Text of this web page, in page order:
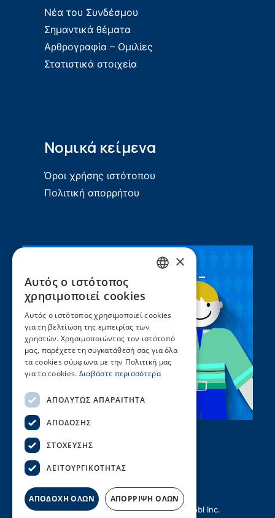
Νέα του Συνδέσμου
Σημαντικά θέματα
Αρθρογραφία – Ομιλίες
Στατιστικά στοιχεία
Νομικά κείμενα
Όροι χρήσης ιστότοπου
Πολιτική απορρήτου
Συνεργασία ΣEEN –
UNICEF
© Copyright ΣΕΕΝ | Created byHellobl Inc.
×
Αυτός ο ιστότοπος
χρησιμοποιεί cookies
Αυτός ο ιστότοπος χρησιμοποιεί cookies
για τη βελτίωση της εμπειρίας των
χρηστών. Χρησιμοποιώντας τον ιστότοπό
μας, παρέχετε τη συγκατάθεσή σας για όλα
τα cookies σύμφωνα με την Πολιτική μας
για τα cookies. Διαβάστε περισσότερα
ΑΠΟΛΎΤΩΣ ΑΠΑΡΑΊΤΗΤΑ
ΑΠΌΔΟΣΗΣ
ΣΤΌΧΕΥΣΗΣ
ΛΕΙΤΟΥΡΓΙΚΌΤΗΤΑΣ
ΑΠΟΔΟΧΗ ΟΛΩΝ ΑΠΟΡΡΙΨΗ ΟΛΩΝ